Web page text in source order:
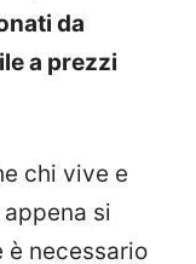
da
a prezzi
chi vive e
si
è necessario